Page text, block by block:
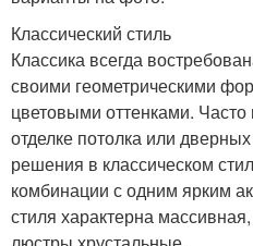
Классический стиль
Классика всегда
своими геометрическими
цветовыми оттенками. Часто
отделке потолка или
решения в классическом
комбинации с одним ярким
стиля характерна